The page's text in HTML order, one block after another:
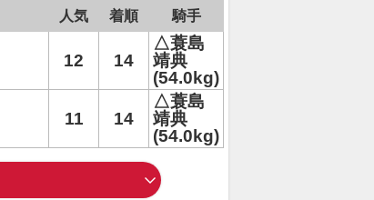
人気 着順 騎手
12 14
△蓑島
靖典
(54.0kg)
11 14
△蓑島
靖典
(54.0kg)